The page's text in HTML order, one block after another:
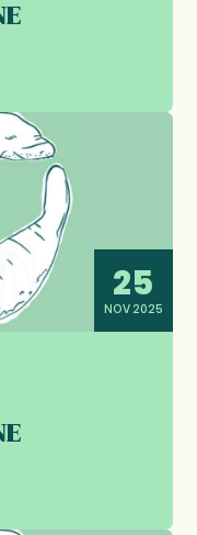
25
NOV 2025